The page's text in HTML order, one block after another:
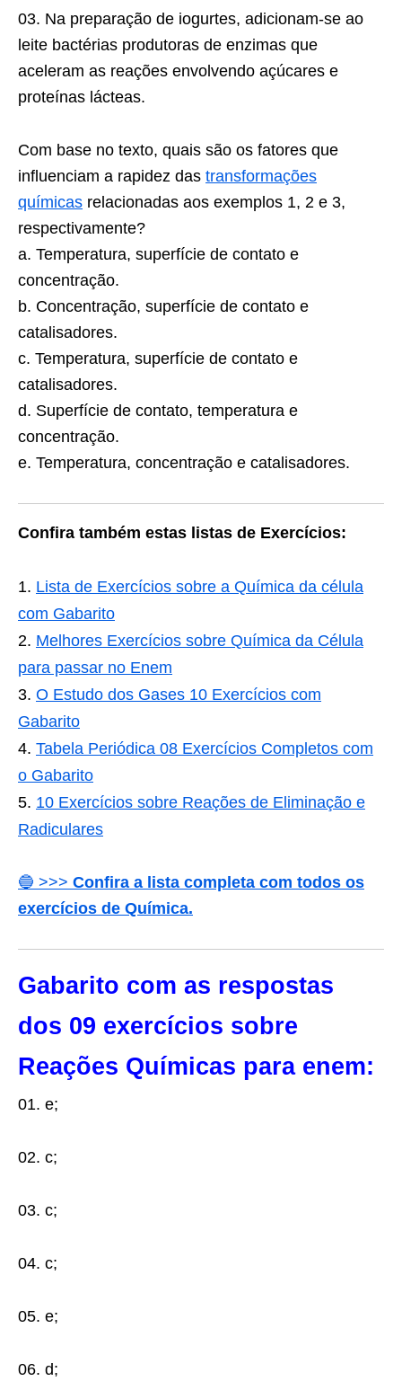
03. Na preparação de iogurtes, adicionam-se ao
leite bactérias produtoras de enzimas que
aceleram as reações envolvendo açúcares e
proteínas lácteas.
Com base no texto, quais são os fatores que
influenciam a rapidez das transformações
químicas relacionadas aos exemplos 1, 2 e 3,
respectivamente?
a. Temperatura, superfície de contato e
concentração.
b. Concentração, superfície de contato e
catalisadores.
c. Temperatura, superfície de contato e
catalisadores.
d. Superfície de contato, temperatura e
concentração.
e. Temperatura, concentração e catalisadores.
Confira também estas listas de Exercícios:
Lista de Exercícios sobre a Química da célula
com Gabarito
Melhores Exercícios sobre Química da Célula
para passar no Enem
O Estudo dos Gases 10 Exercícios com
Gabarito
Tabela Periódica 08 Exercícios Completos com
o Gabarito
10 Exercícios sobre Reações de Eliminação e
Radiculares
🔵 >>> Confira a lista completa com todos os
exercícios de Química.
Gabarito com as respostas
dos 09 exercícios sobre
Reações Químicas para enem:
01. e;
02. c;
03. c;
04. c;
05. e;
06. d;